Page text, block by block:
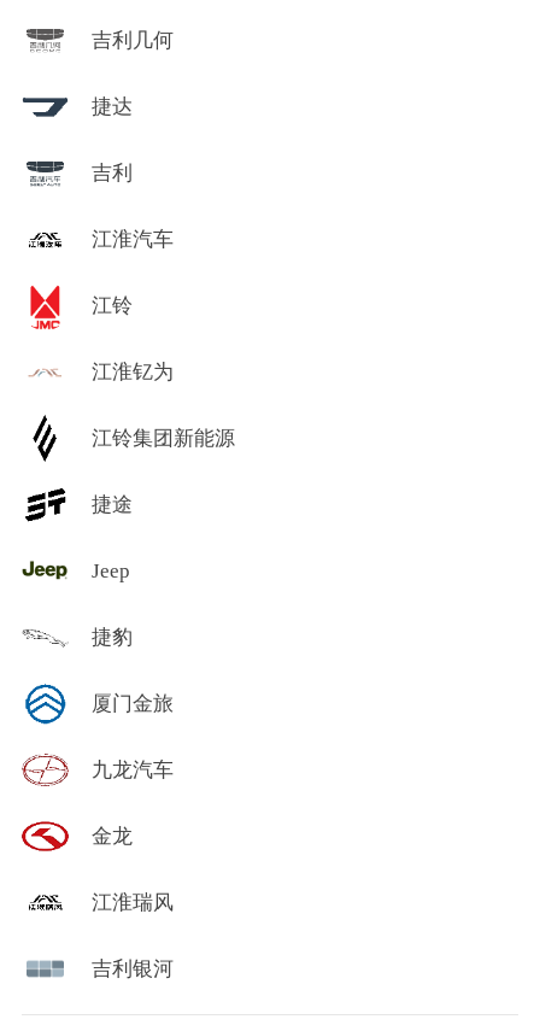
吉利几何
捷达
吉利
江淮汽车
江铃
江淮钇为
江铃集团新能源
捷途
Jeep
捷豹
厦门金旅
九龙汽车
金龙
江淮瑞风
吉利银河